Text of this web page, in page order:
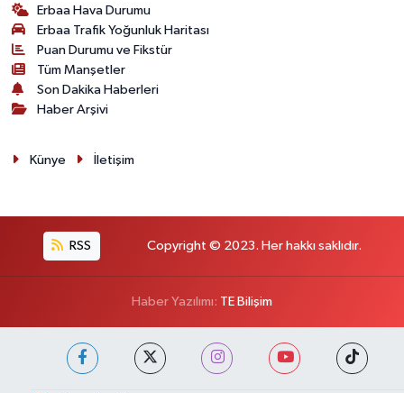
Erbaa Hava Durumu
Erbaa Trafik Yoğunluk Haritası
Puan Durumu ve Fikstür
Tüm Manşetler
Son Dakika Haberleri
Haber Arşivi
Künye İletişim
RSS Copyright © 2023. Her hakkı saklıdır.
Haber Yazılımı: TE Bilişim